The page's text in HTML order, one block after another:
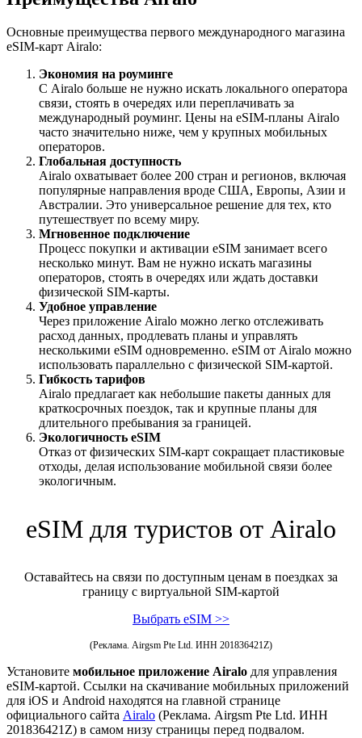
Основные преимущества первого международного магазина
eSIM-карт Airalo:
Экономия на роуминге
С Airalo больше не нужно искать локального оператора
связи, стоять в очередях или переплачивать за
международный роуминг. Цены на eSIM-планы Airalo
часто значительно ниже, чем у крупных мобильных
операторов.
Глобальная доступность
Airalo охватывает более 200 стран и регионов, включая
популярные направления вроде США, Европы, Азии и
Австралии. Это универсальное решение для тех, кто
путешествует по всему миру.
Мгновенное подключение
Процесс покупки и активации eSIM занимает всего
несколько минут. Вам не нужно искать магазины
операторов, стоять в очередях или ждать доставки
физической SIM-карты.
Удобное управление
Через приложение Airalo можно легко отслеживать
расход данных, продлевать планы и управлять
несколькими eSIM одновременно. eSIM от Airalo можно
использовать параллельно с физической SIM-картой.
Гибкость тарифов
Airalo предлагает как небольшие пакеты данных для
краткосрочных поездок, так и крупные планы для
длительного пребывания за границей.
Экологичность eSIM
Отказ от физических SIM-карт сокращает пластиковые
отходы, делая использование мобильной связи более
экологичным.
eSIM для туристов от Airalo
Оставайтесь на связи по доступным ценам в поездках за
границу с виртуальной SIM-картой
Выбрать eSIM >>
(Реклама. Airgsm Pte Ltd. ИНН 201836421Z)
Установите мобильное приложение Airalo для управления
eSIM-картой. Ссылки на скачивание мобильных приложений
для iOS и Android находятся на главной странице
официального сайта Airalo (Реклама. Airgsm Pte Ltd. ИНН
201836421Z) в самом низу страницы перед подвалом.